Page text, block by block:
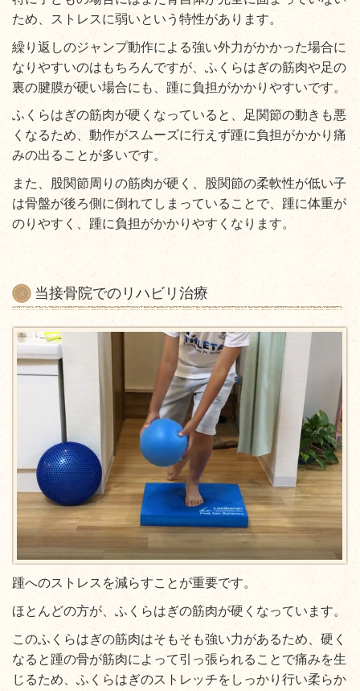
ため、ストレスに弱いという特性があります。
繰り返しのジャンプ動作による強い外力がかかった場合に
なりやすいのはもちろんですが、ふくらはぎの筋肉や足の
裏の腱膜が硬い場合にも、踵に負担がかかりやすいです。
ふくらはぎの筋肉が硬くなっていると、足関節の動きも悪
くなるため、動作がスムーズに行えず踵に負担がかかり痛
みの出ることが多いです。
また、股関節周りの筋肉が硬く、股関節の柔軟性が低い子
は骨盤が後ろ側に倒れてしまっていることで、踵に体重が
のりやすく、踵に負担がかかりやすくなります。
当接骨院でのリハビリ治療
踵へのストレスを減らすことが重要です。
ほとんどの方が、ふくらはぎの筋肉が硬くなっています。
このふくらはぎの筋肉はそもそも強い力があるため、硬く
なると踵の骨が筋肉によって引っ張られることで痛みを生
じるため、ふくらはぎのストレッチをしっかり行い柔らか